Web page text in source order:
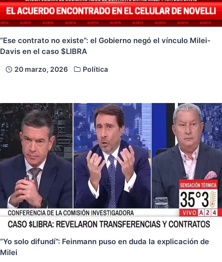
“Ese contrato no existe”: el Gobierno negó el vínculo Milei-
Davis en el caso $LIBRA
20 marzo, 2026 Política
“Yo solo difundí”: Feinmann puso en duda la explicación de
Milei